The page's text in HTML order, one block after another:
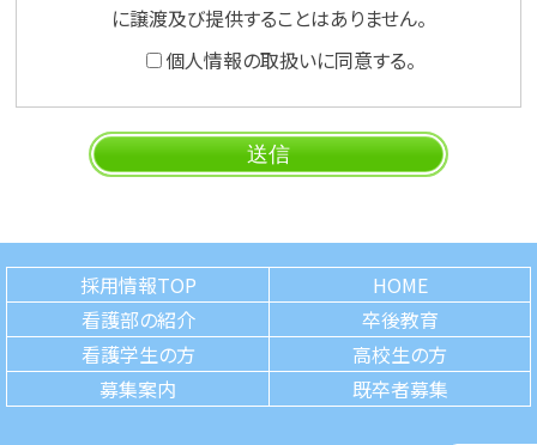
に譲渡及び提供することはありません。
個人情報の取扱いに同意する。
採用情報TOP
HOME
看護部の紹介
卒後教育
看護学生の方
高校生の方
募集案内
既卒者募集